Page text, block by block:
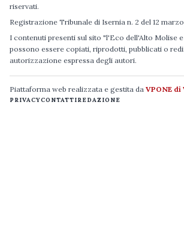
riservati.
Registrazione Tribunale di Isernia n. 2 del 12 marzo
I contenuti presenti sul sito "l'Eco dell'Alto Molise
possono essere copiati, riprodotti, pubblicati o
autorizzazione espressa degli autori.
Piattaforma web realizzata e gestita da VPONE
PRIVACYCONTATTIREDAZIONE